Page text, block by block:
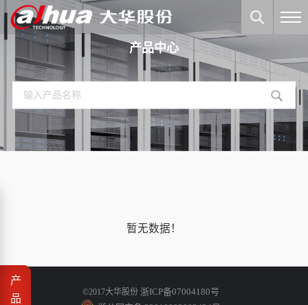
产品中心
产
品
暂无数据！
©2017大华股份 浙ICP备07004180号